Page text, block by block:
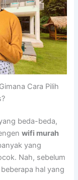
Cara Pilih
beda-beda,
wifi murah
yang
Nah, sebelum
hal yang